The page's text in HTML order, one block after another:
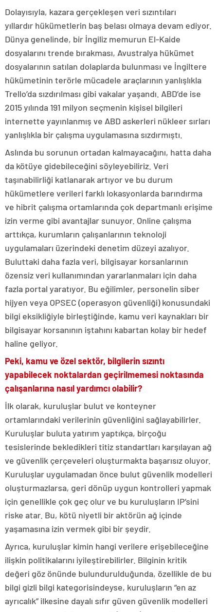
Dolayısıyla, kazara gerçekleşen veri sızıntıları
yıllardır hükümetlerin baş belası olmaya devam ediyor.
Dünya genelinde, bir İngiliz memurun El-Kaide
dosyalarını trende bırakması, Avustralya hükümet
dosyalarının satılan dolaplarda bulunması ve İngiltere
hükümetinin terörle mücadele araçlarının yanlışlıkla
Trello’da sızdırılması gibi vakalar yaşandı. ABD’de ise
2015 yılında 191 milyon seçmenin kişisel bilgileri
internette yayınlanmış ve ABD askerleri nükleer sırları
yanlışlıkla bir çalışma uygulamasına sızdırmıştı.
Aslında bu sorunun ortadan kalmayacağını, hatta daha
da kötüye gidebileceğini söyleyebiliriz. Veri
taşınabilirliği katlanarak artıyor ve bu durum
hükümetlere verileri farklı lokasyonlarda barındırma
ve hibrit çalışma ortamlarında çok departmanlı erişime
izin verme gibi avantajlar sunuyor. Online çalışma
arttıkça, kurumların çalışanlarının teknoloji
uygulamaları üzerindeki denetim düzeyi azalıyor.
Buluttaki daha fazla veri, bilgisayar korsanlarının
özensiz veri kullanımından yararlanmaları için daha
fazla portal yaratıyor. Bu eğilimler, personelin siber
hijyen veya OPSEC (operasyon güvenliği) konusundaki
bilgi eksikliğiyle birleştiğinde, kamu veri kaynakları bir
bilgisayar korsanının iştahını kabartan kolay bir hedef
haline geliyor.
Peki, kamu ve özel sektör, bilgilerin sızıntı
yapabilecek noktalardan geçirilmemesi noktasında
çalışanlarına nasıl yardımcı olabilir?
İlk olarak, kuruluşlar bulut ve konteyner
ortamlarındaki verilerinin güvenliğini sağlayabilirler.
Kuruluşlar buluta yatırım yaptıkça, birçoğu
tesislerinde bekledikleri titiz standartları karşılayan ağ
ve güvenlik çerçeveleri oluşturmakta başarısız oluyor.
Kuruluşlar uygulamadan önce bulut güvenlik modelleri
oluşturmazlarsa, geri dönüp uygun kontrolleri yapmak
için genellikle çok geç olur ve bu kuruluşların IP’sini
riske atar. Bu, kötü niyetli bir aktörün ağ içinde
yaşamasına izin vermek gibi bir şeydir.
Ayrıca, kuruluşlar kimin hangi verilere erişebileceğine
ilişkin politikalarını iyileştirebilirler. Bilginin kritik
değeri göz önünde bulundurulduğunda, özellikle de bu
bilgi gizli bilgi kategorisindeyse, kuruluşların “en az
ayrıcalık” ilkesine dayalı sıfır güven güvenlik modelleri